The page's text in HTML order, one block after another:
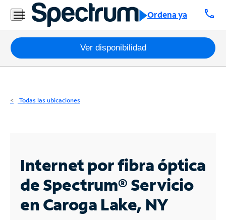
Ordena ya call
Residencial
Business
Paquetes
Internet
Business
Contáctanos
Ver disponibilidad
Todas las ubicaciones
Internet por fibra óptica
de Spectrum®Servicio
en Caroga Lake, NY